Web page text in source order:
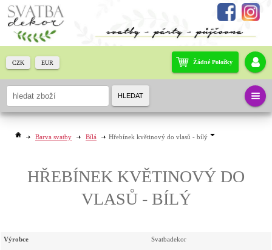
Barva svatby Bílá Hřebínek květinový do vlasů - bílý
HŘEBÍNEK KVĚTINOVÝ DO
VLASŮ - BÍLÝ
Výrobce Svatbadekor
Žádné Položky
CZK EUR
HLEDAT